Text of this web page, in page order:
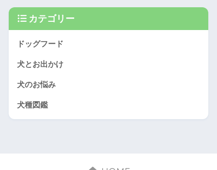
カテゴリー
ドッグフード
犬とお出かけ
犬のお悩み
犬種図鑑